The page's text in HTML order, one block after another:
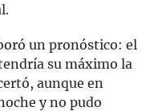
un pronóstico: el
su máximo la
aunque en
y no pudo